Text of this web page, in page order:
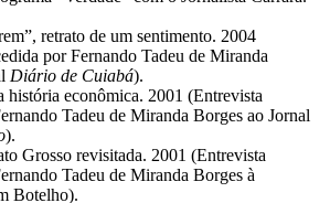
retrato de um sentimento. 2004
por Fernando Tadeu de Miranda
Diário de Cuiabá).
história econômica. 2001 (Entrevista
Tadeu de Miranda Borges ao Jornal
).
Grosso revisitada. 2001 (Entrevista
Tadeu de Miranda Borges à
Botelho).